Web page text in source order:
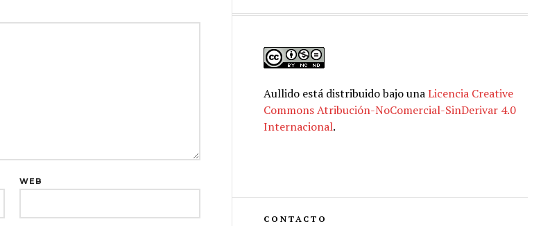
WEB
Aullidoestá distribuido bajo unaLicencia Creative
Commons Atribución-NoComercial-SinDerivar 4.0
Internacional.
CONTACTO